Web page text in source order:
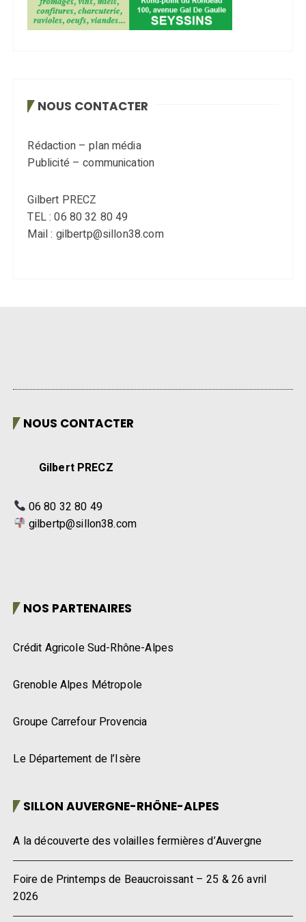
NOUS CONTACTER
Rédaction – plan média
Publicité – communication
Gilbert PRECZ
TEL : 06 80 32 80 49
Mail : gilbertp@sillon38.com
NOUS CONTACTER
Gilbert PRECZ
06 80 32 80 49
gilbertp@sillon38.com
NOS PARTENAIRES
Crédit Agricole Sud-Rhône-Alpes
Grenoble Alpes Métropole
Groupe Carrefour Provencia
Le Département de l’Isère
SILLON AUVERGNE-RHÔNE-ALPES
A la découverte des volailles fermières d’Auvergne
Foire de Printemps de Beaucroissant – 25 & 26 avril
2026